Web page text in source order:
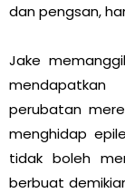
dan pengsan,
Jake
perubatan
menghidap
tidak boleh
berbuat